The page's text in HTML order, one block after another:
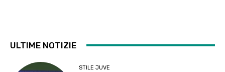
ULTIME NOTIZIE
STILE JUVE